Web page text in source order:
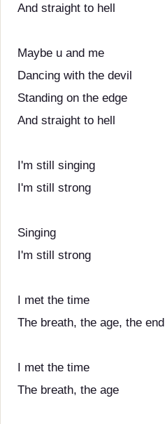
And straight to hell
Maybe u and me
Dancing with the devil
Standing on the edge
And straight to hell
I'm still singing
I'm still strong
Singing
I'm still strong
I met the time
The breath, the age, the end
I met the time
The breath, the age